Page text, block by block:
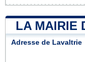
LA MAIRIE
Adresse de Lavaltrie